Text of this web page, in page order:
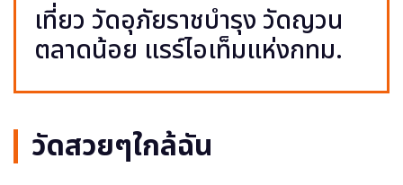
เที่ยว วัดอุภัยราชบำรุง วัดญวน
ตลาดน้อย แรร์ไอเท็มแห่งกทม.
วัดสวยๆใกล้ฉัน